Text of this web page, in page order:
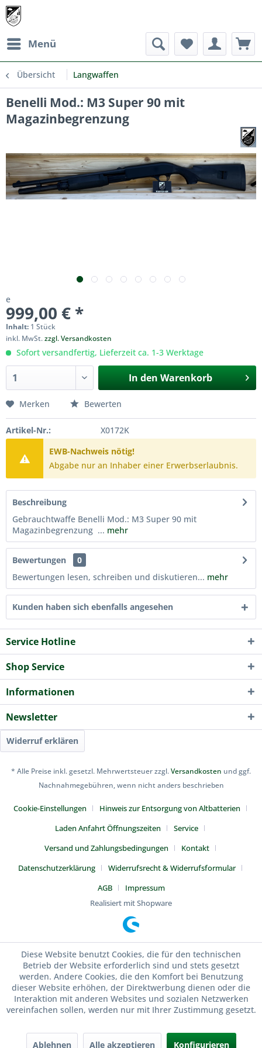
Menü
Übersicht Langwaffen
Benelli Mod.: M3 Super 90 mit
Magazinbegrenzung
e
999,00 € *
Inhalt: 1 Stück
inkl. MwSt.zzgl. Versandkosten
Sofort versandfertig, Lieferzeit ca. 1-3 Werktage
In den Warenkorb
Merken Bewerten
Artikel-Nr.:
X0172K
EWB-Nachweis nötig!
Abgabe nur an Inhaber einer Erwerbserlaubnis.
Beschreibung
Gebrauchtwaffe Benelli Mod.: M3 Super 90 mit
Magazinbegrenzung ... mehr
Bewertungen
0
Bewertungen lesen, schreiben und diskutieren... mehr
Kunden haben sich ebenfalls angesehen
Service Hotline
Shop Service
Informationen
Newsletter
Widerruf erklären
* Alle Preise inkl. gesetzl. Mehrwertsteuer zzgl.Versandkosten und ggf.
Nachnahmegebühren, wenn nicht anders beschrieben
Cookie-Einstellungen
Hinweis zur Entsorgung von Altbatterien
Laden Anfahrt Öffnungszeiten
Service
Versand und Zahlungsbedingungen
Kontakt
Datenschutzerklärung
Widerrufsrecht & Widerrufsformular
AGB
Impressum
Realisiert mit Shopware
Diese Website benutzt Cookies, die für den technischen
Betrieb der Website erforderlich sind und stets gesetzt
werden. Andere Cookies, die den Komfort bei Benutzung
dieser Website erhöhen, der Direktwerbung dienen oder die
Interaktion mit anderen Websites und sozialen Netzwerken
vereinfachen sollen, werden nur mit Ihrer Zustimmung gesetzt.
Ablehnen Alle akzeptieren Konfigurieren